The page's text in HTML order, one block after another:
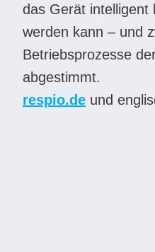
das Gerät intelligent
werden kann – und
Betriebsprozesse
abgestimmt.
respio.de und